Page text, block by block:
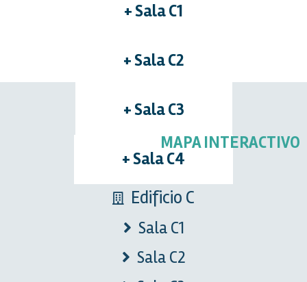
+ Sala C1
+ Sala C2
+ Sala C3
+ Sala C4
MAPA INTERACTIVO
Edificio C
Sala C1
Sala C2